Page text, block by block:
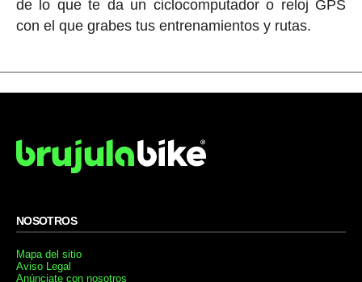
de lo que te da un ciclocomputador o reloj GPS
con el que grabes tus entrenamientos y rutas.
NOSOTROS
Mapa del sitio
Aviso Legal
Anúnciate con nosotros